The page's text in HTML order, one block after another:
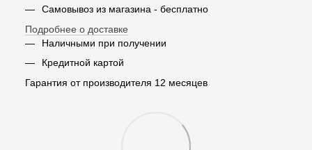
Самовывоз из магазина - бесплатно
Подробнее о доставке
Наличными при получении
Кредитной картой
Гарантия от производителя 12 месяцев